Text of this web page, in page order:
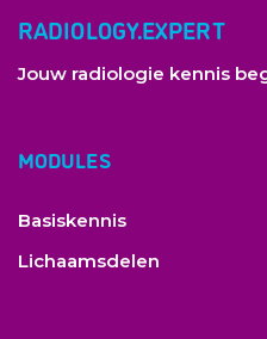
RADIOLOGY.EXPERT
Jouw radiologie kennis
MODULES
Basiskennis
Lichaamsdelen